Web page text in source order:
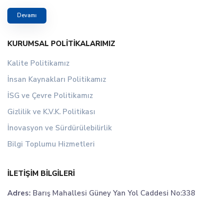
Devamı
KURUMSAL POLITIKALARIMIZ
Kalite Politikamız
İnsan Kaynakları Politikamız
İSG ve Çevre Politikamız
Gizlilik ve K.V.K. Politikası
İnovasyon ve Sürdürülebilirlik
Bilgi Toplumu Hizmetleri
İLETIŞIM BILGILERI
Adres: Barış Mahallesi Güney Yan Yol Caddesi No:338